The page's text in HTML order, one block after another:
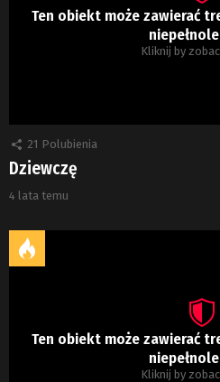
Ten obiekt może zawierać
Kliknij by
21 Polubienia
Dziewczę
4 lata temu
Ten obiekt może zawierać
Kliknij by